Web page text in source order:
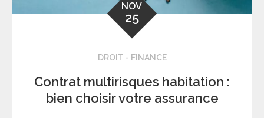
NOV
25
DROIT - FINANCE
Contrat multirisques habitation :
bien choisir votre assurance